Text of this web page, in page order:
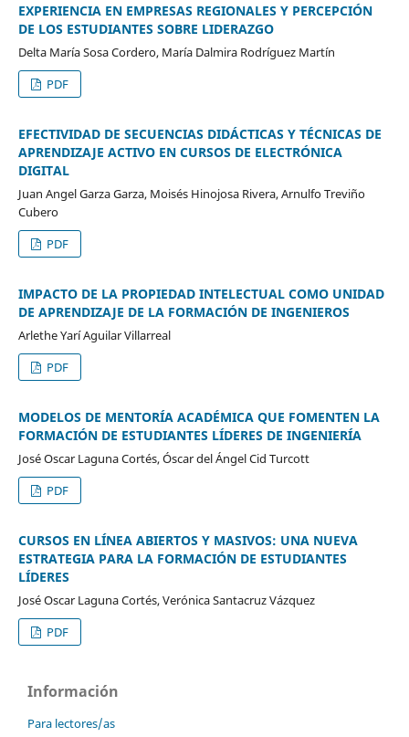
EXPERIENCIA EN EMPRESAS REGIONALES Y PERCEPCIÓN
DE LOS ESTUDIANTES SOBRE LIDERAZGO
Delta María Sosa Cordero, María Dalmira Rodríguez Martín
PDF
EFECTIVIDAD DE SECUENCIAS DIDÁCTICAS Y TÉCNICAS DE
APRENDIZAJE ACTIVO EN CURSOS DE ELECTRÓNICA
DIGITAL
Juan Angel Garza Garza, Moisés Hinojosa Rivera, Arnulfo Treviño
Cubero
PDF
IMPACTO DE LA PROPIEDAD INTELECTUAL COMO UNIDAD
DE APRENDIZAJE DE LA FORMACIÓN DE INGENIEROS
Arlethe Yarí Aguilar Villarreal
PDF
MODELOS DE MENTORÍA ACADÉMICA QUE FOMENTEN LA
FORMACIÓN DE ESTUDIANTES LÍDERES DE INGENIERÍA
José Oscar Laguna Cortés, Óscar del Ángel Cid Turcott
PDF
CURSOS EN LÍNEA ABIERTOS Y MASIVOS: UNA NUEVA
ESTRATEGIA PARA LA FORMACIÓN DE ESTUDIANTES
LÍDERES
José Oscar Laguna Cortés, Verónica Santacruz Vázquez
PDF
Información
Para lectores/as